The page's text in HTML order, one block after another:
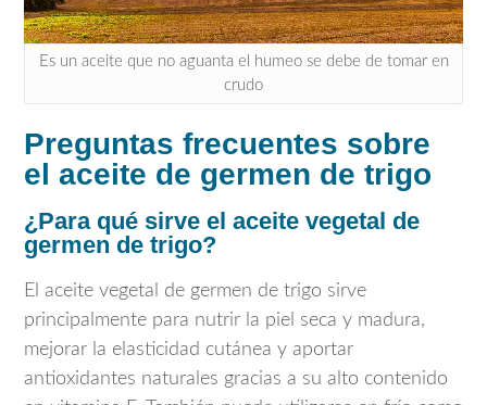
Es un aceite que no aguanta el humeo se debe de tomar en
crudo
Preguntas frecuentes sobre
el aceite de germen de trigo
¿Para qué sirve el aceite vegetal de
germen de trigo?
El aceite vegetal de germen de trigo sirve
principalmente para nutrir la piel seca y madura,
mejorar la elasticidad cutánea y aportar
antioxidantes naturales gracias a su alto contenido